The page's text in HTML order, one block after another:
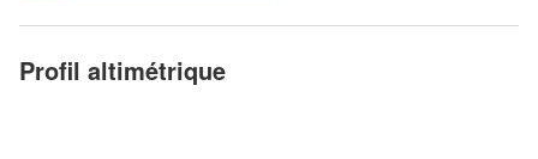
Profil altimétrique